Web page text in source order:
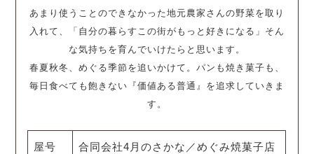
あまり使うことのできなかった地元農家さんの野菜を取り
入れて、「自分の暮らすこの街がもっと好きになる」そん
な気持ちを育んでいけたらと思います。
春夏秋冬、めぐる季節を追いかけて。パンも焼き菓子も、
毎日食べても飽きない『価値ある普通』を追求していきま
す。
屋号 合同会社4月のさかな／めぐみ焼菓子店